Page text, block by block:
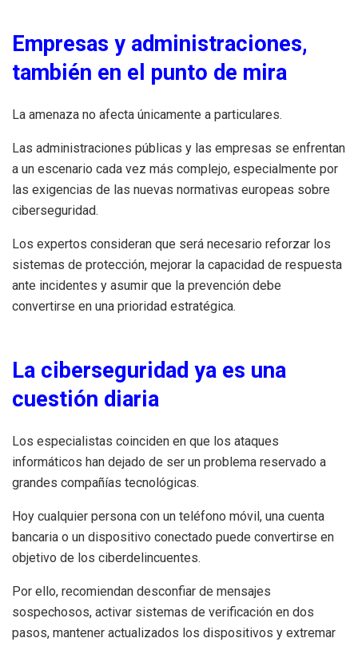
Empresas y administraciones,
también en el punto de mira
La amenaza no afecta únicamente a particulares.
Las administraciones públicas y las empresas se enfrentan
a un escenario cada vez más complejo, especialmente por
las exigencias de las nuevas normativas europeas sobre
ciberseguridad.
Los expertos consideran que será necesario reforzar los
sistemas de protección, mejorar la capacidad de respuesta
ante incidentes y asumir que la prevención debe
convertirse en una prioridad estratégica.
La ciberseguridad ya es una
cuestión diaria
Los especialistas coinciden en que los ataques
informáticos han dejado de ser un problema reservado a
grandes compañías tecnológicas.
Hoy cualquier persona con un teléfono móvil, una cuenta
bancaria o un dispositivo conectado puede convertirse en
objetivo de los ciberdelincuentes.
Por ello, recomiendan desconfiar de mensajes
sospechosos, activar sistemas de verificación en dos
pasos, mantener actualizados los dispositivos y extremar